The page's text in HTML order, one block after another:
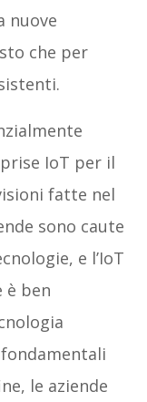
nuove
che per
IoT per il
fatte nel
sono caute
e l’IoT
è ben
le aziende